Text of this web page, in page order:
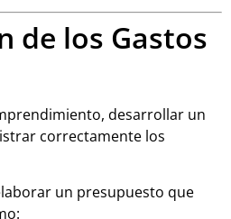
de los Gastos
desarrollar un
correctamente los
un presupuesto que